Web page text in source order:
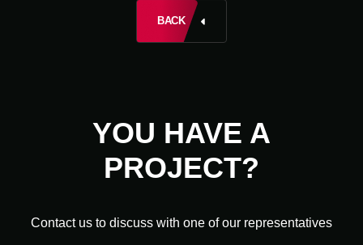
BACK
YOU HAVE A
PROJECT?
Contact us to discuss with one of our representatives